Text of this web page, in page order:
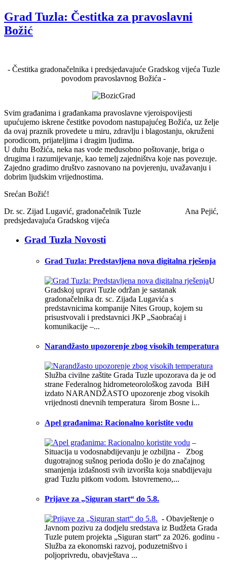
Grad Tuzla: Čestitka za pravoslavni
Božić
- Čestitka gradonačelnika i predsjedavajuće Gradskog vijeća Tuzle
povodom pravoslavnog Božića -
Svim građanima i građankama pravoslavne vjeroispovijesti
upućujemo iskrene čestitke povodom nastupajućeg Božića, uz želje
da ovaj praznik provedete u miru, zdravlju i blagostanju, okruženi
porodicom, prijateljima i dragim ljudima.
U duhu Božića, neka nas vode međusobno poštovanje, briga o
drugima i razumijevanje, kao temelj zajedništva koje nas povezuje.
Zajedno gradimo društvo zasnovano na povjerenju, uvažavanju i
dobrim ljudskim vrijednostima.
Srećan Božić!
Dr. sc. Zijad Lugavić, gradonačelnik Tuzle Ana Pejić,
predsjedavajuća Gradskog vijeća
Grad Tuzla Novosti
Grad Tuzla: Predstavljena nova digitalna rješenja
U
Gradskoj upravi Tuzle održan je sastanak
gradonačelnika dr. sc. Zijada Lugavića s
predstavnicima kompanije Nites Group, kojem su
prisustvovali i predstavnici JKP „Saobraćaj i
komunikacije –...
Narandžasto upozorenje zbog visokih temperatura
Služba civilne zaštite Grada Tuzle upozorava da je od
strane Federalnog hidrometeorološkog zavoda BiH
izdato NARANDŽASTO upozorenje zbog visokih
vrijednosti dnevnih temperatura širom Bosne i...
Apel građanima: Racionalno koristite vodu
–
Situacija u vodosnabdijevanju je ozbiljna - Zbog
dugotrajnog sušnog perioda došlo je do značajnog
smanjenja izdašnosti svih izvorišta koja snabdijevaju
grad Tuzlu pitkom vodom. Istovremeno,...
Prijave za „Siguran start“ do 5.8.
- Obavještenje o
Javnom pozivu za dodjelu sredstava iz Budžeta Grada
Tuzle putem projekta „Siguran start“ za 2026. godinu -
Služba za ekonomski razvoj, poduzetništvo i
poljoprivredu, obavještava ...